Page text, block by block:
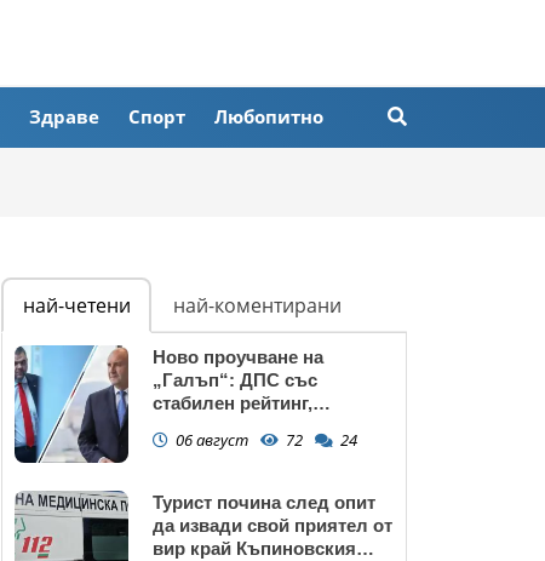
Здраве Спорт Любопитно
най-четени най-коментирани
Ново проучване на
„Галъп“: ДПС със
стабилен рейтинг,
запазва
06 август 72 24
Турист почина след опит
да извади свой приятел от
вир край Къпиновския